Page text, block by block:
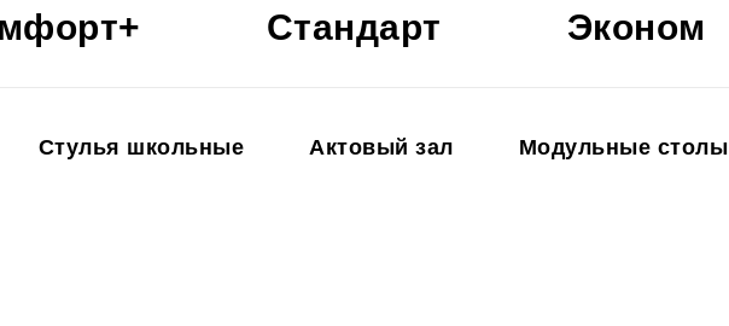
Стандарт Эконом
Стулья школьные Актовый зал Модульные столы